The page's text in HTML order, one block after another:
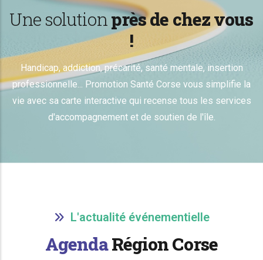
Une solutionprès de chez vous
!
Handicap, addiction, précarité, santé mentale, insertion
professionnelle... Promotion Santé Corse vous simplifie la
vie avec sa carte interactive qui recense tous les services
d'accompagnement et de soutien de l'île.
L'actualité événementielle
AgendaRégion Corse